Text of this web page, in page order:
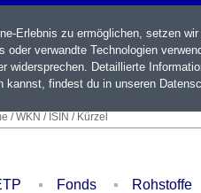
/ WKN / ISIN / Kürzel
Fonds Rohstoffe
Erlebnis zu ermöglichen, setzen
verwandte Technologien
Detaillierte
kannst, findest du in unseren